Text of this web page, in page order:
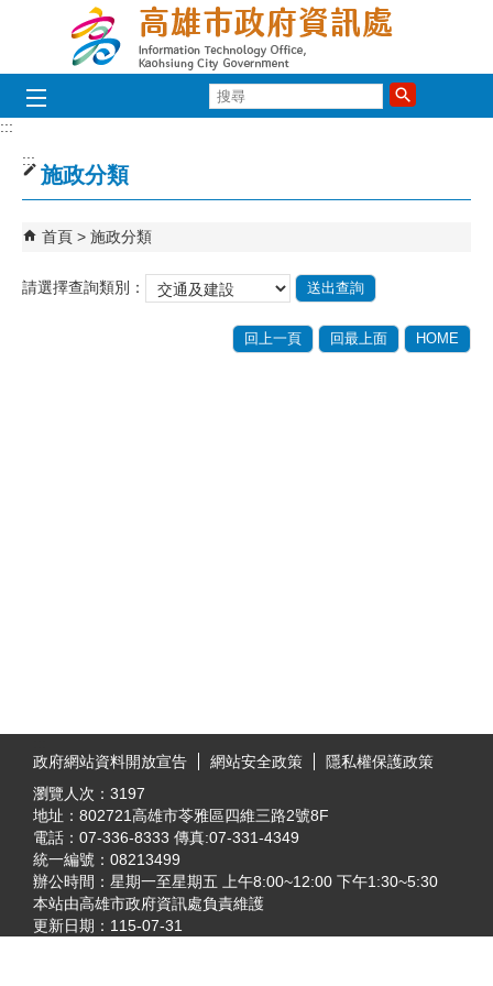
跳到主要內容區塊
尋
:::
:::
施政分類
首頁 施政分類
請選擇查詢類別：
回上一頁 回最上面 HOME
政府網站資料開放宣告
網站安全政策
隱私權保護政策
瀏覽人次： 3197
地址：802721高雄市苓雅區四維三路2號8F
電話：07-336-8333 傳真:07-331-4349
統一編號：08213499
辦公時間：星期一至星期五 上午8:00~12:00 下午1:30~5:30
本站由高雄市政府資訊處負責維護
更新日期： 115-07-31